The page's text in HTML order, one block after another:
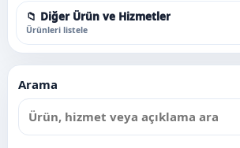
📁 Diğer Ürün ve Hizmetler
Ürünleri listele
Arama